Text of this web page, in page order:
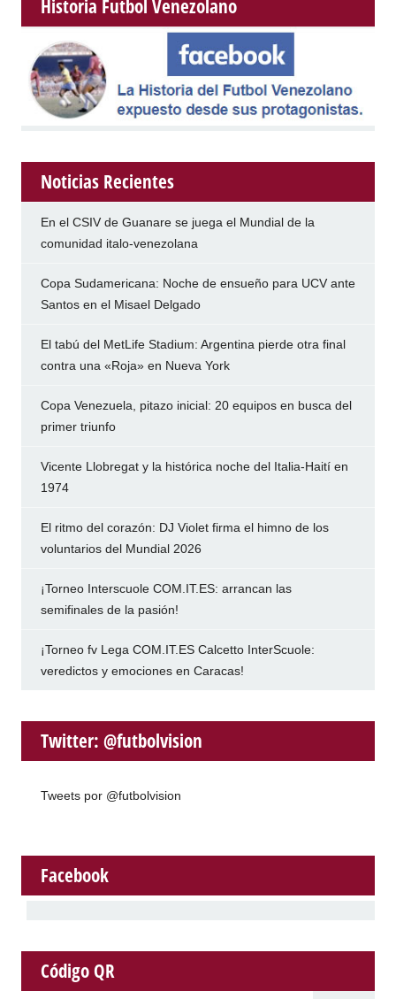
Historia Futbol Venezolano
Noticias Recientes
En el CSIV de Guanare se juega el Mundial de la
comunidad italo-venezolana
Copa Sudamericana: Noche de ensueño para UCV ante
Santos en el Misael Delgado
El tabú del MetLife Stadium: Argentina pierde otra final
contra una «Roja» en Nueva York
Copa Venezuela, pitazo inicial: 20 equipos en busca del
primer triunfo
Vicente Llobregat y la histórica noche del Italia-Haití en
1974
El ritmo del corazón: DJ Violet firma el himno de los
voluntarios del Mundial 2026
¡Torneo Interscuole COM.IT.ES: arrancan las
semifinales de la pasión!
¡Torneo fv Lega COM.IT.ES Calcetto InterScuole:
veredictos y emociones en Caracas!
Twitter: @futbolvision
Tweets por @futbolvision
Facebook
Código QR